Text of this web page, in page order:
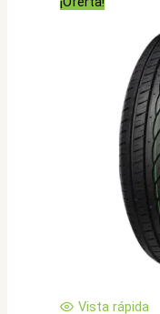
Vista rápida